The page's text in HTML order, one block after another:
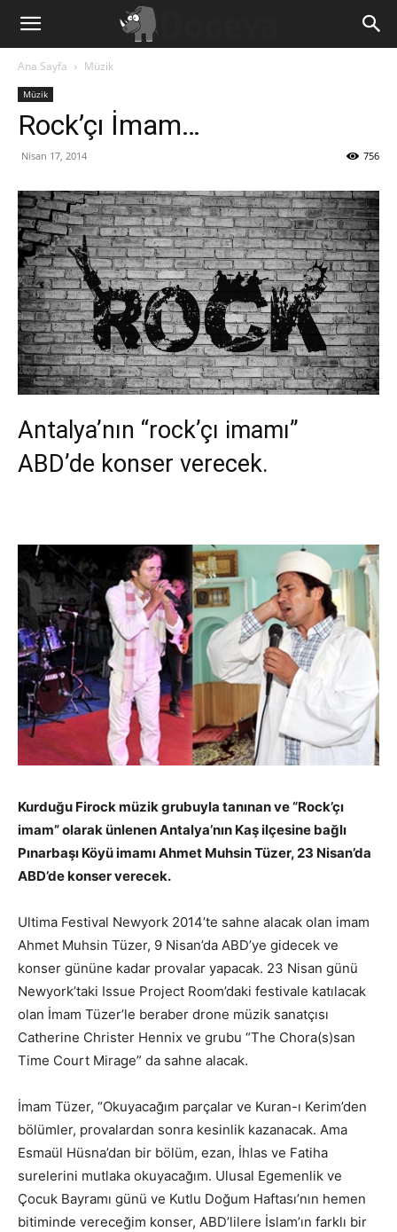
Ana Sayfa Müzik
Müzik
Rock’çı İmam…
Nisan 17, 2014 756
Antalya’nın “rock’çı imamı”
ABD’de konser verecek.
Kurduğu Firock müzik grubuyla tanınan ve “Rock’çı
imam” olarak ünlenen Antalya’nın Kaş ilçesine bağlı
Pınarbaşı Köyü imamı Ahmet Muhsin Tüzer, 23 Nisan’da
ABD’de konser verecek.
Ultima Festival Newyork 2014’te sahne alacak olan imam
Ahmet Muhsin Tüzer, 9 Nisan’da ABD’ye gidecek ve
konser gününe kadar provalar yapacak. 23 Nisan günü
Newyork’taki Issue Project Room’daki festivale katılacak
olan İmam Tüzer’le beraber drone müzik sanatçısı
Catherine Christer Hennix ve grubu “The Chora(s)san
Time Court Mirage” da sahne alacak.
İmam Tüzer, “Okuyacağım parçalar ve Kuran-ı Kerim’den
bölümler, provalardan sonra kesinlik kazanacak. Ama
Esmaül Hüsna’dan bir bölüm, ezan, İhlas ve Fatiha
surelerini mutlaka okuyacağım. Ulusal Egemenlik ve
Çocuk Bayramı günü ve Kutlu Doğum Haftası’nın hemen
bitiminde vereceğim konser, ABD’lilere İslam’ın farklı bir